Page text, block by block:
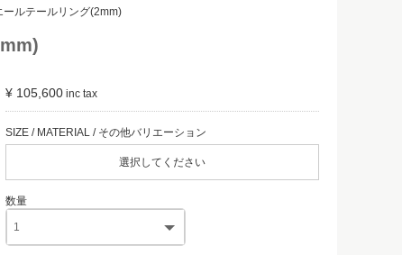
ルテールリング(2mm)
¥ 105,600
選択してください